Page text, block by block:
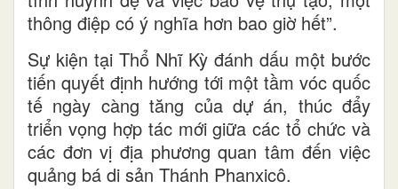
thông điệp có ý nghĩa hơn bao giờ hết”.
Sự kiện tại Thổ Nhĩ Kỳ đánh dấu một bước
tiến quyết định hướng tới một tầm vóc quốc
tế ngày càng tăng của dự án, thúc đẩy
triển vọng hợp tác mới giữa các tổ chức và
các đơn vị địa phương quan tâm đến việc
quảng bá di sản Thánh Phanxicô.